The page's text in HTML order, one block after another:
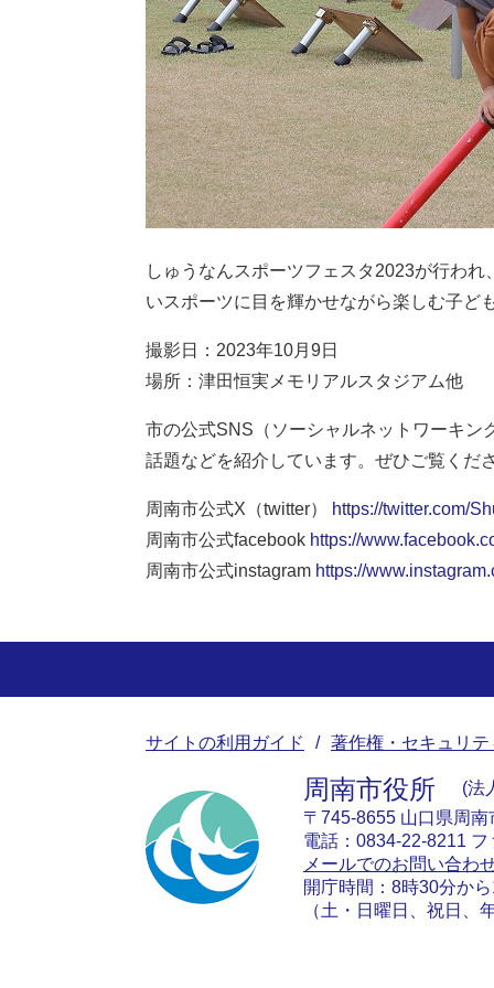
しゅうなんスポーツフェスタ2023が行わ
いスポーツに目を輝かせながら楽しむ子ど
撮影日：2023年10月9日
場所：津田恒実メモリアルスタジアム他
市の公式SNS（ソーシャルネットワーキン
話題などを紹介しています。ぜひご覧くだ
周南市公式X（twitter）
https://twitter.com/
周南市公式facebook https://
周南市公式instagram https://
サイトの利用ガイド 著作権・セキュリ
周南市役所
法
〒745-8655 山口県周南
電話：0834-22-8211
メールでのお問い合わ
開庁時間：8時30分か
（土・日曜日、祝日、